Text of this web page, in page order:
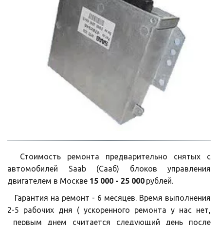
Стоимость ремонта предварительно снятых с
автомобилей Saab (Сааб) блоков управления
двигателем в Москве 15 000 - 25 000рублей.
Гарантия на ремонт - 6 месяцев. Время выполнения
2-5 рабочих дня ( ускоренного ремонта у нас нет,
первым днем считается следующий день после